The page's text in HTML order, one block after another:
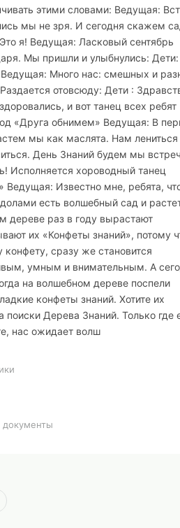
этими словами: Ведущая:
мы не зря. И сегодня скажем
я! Ведущая: Ласковый сентябрь
Мы пришли и улыбнулись: Дети:
Ведущая: Много нас: смешных и
отовсюду: Дети :
и вот танец всех ребят
«Друга обнимем» Ведущая: В
мы как маслята. Нам лениться
День Знаний будем мы
Исполняется хороводный танец
Ведущая: Известно мне, ребята,
есть волшебный сад и
дереве раз в году вырастают
их «Конфеты знаний», потому
конфету, сразу же становится
умным и внимательным. А
на волшебном дереве поспели
конфеты знаний. Хотите их
поиски Дерева Знаний. Только где
нас ожидает волш
документы